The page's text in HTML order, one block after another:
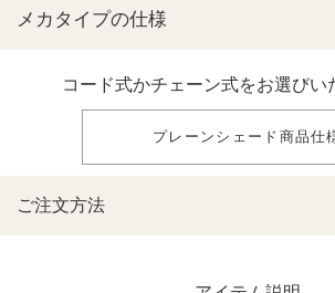
ご注文方法
メカタイプの仕様
コード式かチェーン式をお選びい
プレーンシェード商品仕